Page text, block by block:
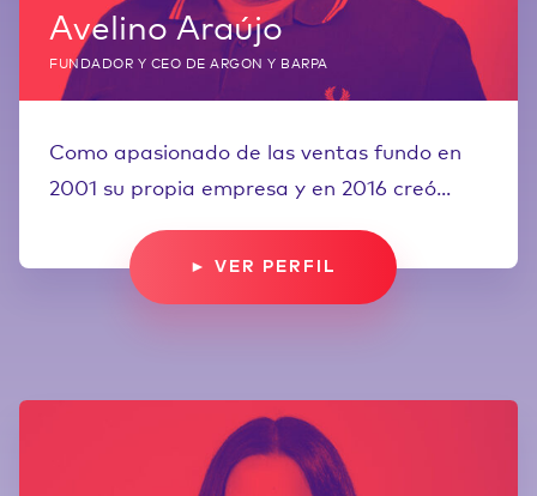
Avelino Araújo
FUNDADOR Y CEO DE ARGON Y BARPA
Como apasionado de las ventas fundo en
2001 su propia empresa y en 2016 creó...
► VER PERFIL